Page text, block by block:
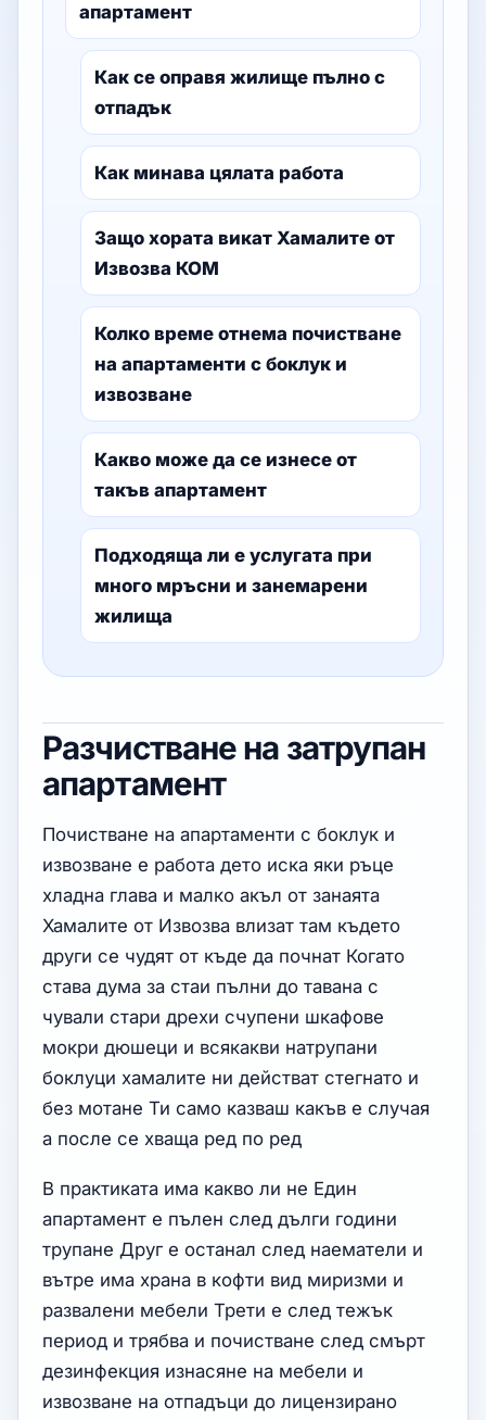
апартамент
Как се оправя жилище пълно с
отпадък
Как минава цялата работа
Защо хората викат Хамалите от
Извозва КОМ
Колко време отнема почистване
на апартаменти с боклук и
извозване
Какво може да се изнесе от
такъв апартамент
Подходяща ли е услугата при
много мръсни и занемарени
жилища
Разчистване на затрупан
апартамент
Почистване на апартаменти с боклук и
извозване е работа дето иска яки ръце
хладна глава и малко акъл от занаята
Хамалите от Извозва влизат там където
други се чудят от къде да почнат Когато
става дума за стаи пълни до тавана с
чували стари дрехи счупени шкафове
мокри дюшеци и всякакви натрупани
боклуци хамалите ни действат стегнато и
без мотане Ти само казваш какъв е случая
а после се хваща ред по ред
В практиката има какво ли не Един
апартамент е пълен след дълги години
трупане Друг е останал след наематели и
вътре има храна в кофти вид миризми и
развалени мебели Трети е след тежък
период и трябва и почистване след смърт
дезинфекция изнасяне на мебели и
извозване на отпадъци до лицензирано